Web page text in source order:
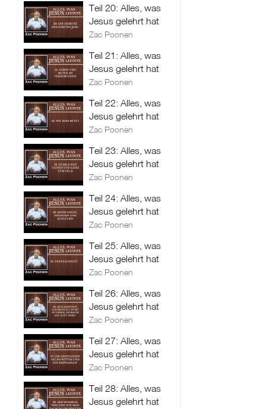
Teil 20: Alles, was
Jesus gelehrt hat
Zac Poonen
Teil 21: Alles, was
Jesus gelehrt hat
Zac Poonen
Teil 22: Alles, was
Jesus gelehrt hat
Zac Poonen
Teil 23: Alles, was
Jesus gelehrt hat
Zac Poonen
Teil 24: Alles, was
Jesus gelehrt hat
Zac Poonen
Teil 25: Alles, was
Jesus gelehrt hat
Zac Poonen
Teil 26: Alles, was
Jesus gelehrt hat
Zac Poonen
Teil 27: Alles, was
Jesus gelehrt hat
Zac Poonen
Teil 28: Alles, was
Jesus gelehrt hat